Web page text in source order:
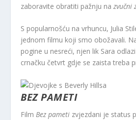
zaboravite obratiti pažnju nazvučni
S popularnošću na vrhuncu, Julia
jednom filmu koji smo obožavali.
pogine u nesreći, njen lik Sara
crnačku četvrt gdje se zaista treba
BEZ PAMETI
Film Bez pameti zvjezdani je status